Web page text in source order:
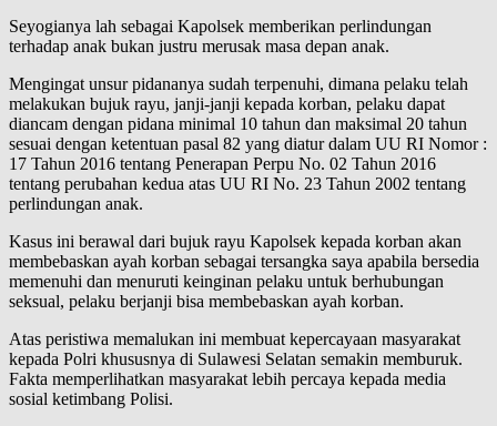
Seyogianya lah sebagai Kapolsek memberikan perlindungan
terhadap anak bukan justru merusak masa depan anak.
Mengingat unsur pidananya sudah terpenuhi, dimana pelaku telah
melakukan bujuk rayu, janji-janji kepada korban, pelaku dapat
diancam dengan pidana minimal 10 tahun dan maksimal 20 tahun
sesuai dengan ketentuan pasal 82 yang diatur dalam UU RI Nomor :
17 Tahun 2016 tentang Penerapan Perpu No. 02 Tahun 2016
tentang perubahan kedua atas UU RI No. 23 Tahun 2002 tentang
perlindungan anak.
Kasus ini berawal dari bujuk rayu Kapolsek kepada korban akan
membebaskan ayah korban sebagai tersangka saya apabila bersedia
memenuhi dan menuruti keinginan pelaku untuk berhubungan
seksual, pelaku berjanji bisa membebaskan ayah korban.
Atas peristiwa memalukan ini membuat kepercayaan masyarakat
kepada Polri khususnya di Sulawesi Selatan semakin memburuk.
Fakta memperlihatkan masyarakat lebih percaya kepada media
sosial ketimbang Polisi.